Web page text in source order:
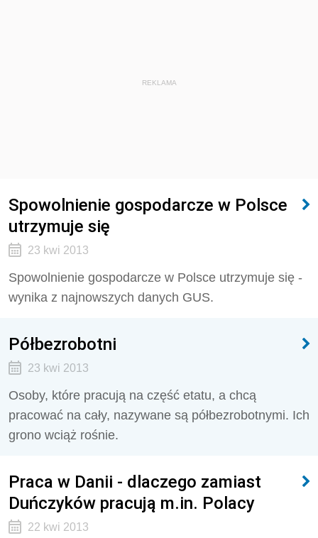
REKLAMA
Spowolnienie gospodarcze w Polsce
utrzymuje się
23 kwi 2013
Spowolnienie gospodarcze w Polsce utrzymuje się -
wynika z najnowszych danych GUS.
Półbezrobotni
23 kwi 2013
Osoby, które pracują na część etatu, a chcą
pracować na cały, nazywane są półbezrobotnymi. Ich
grono wciąż rośnie.
Praca w Danii - dlaczego zamiast
Duńczyków pracują m.in. Polacy
22 kwi 2013